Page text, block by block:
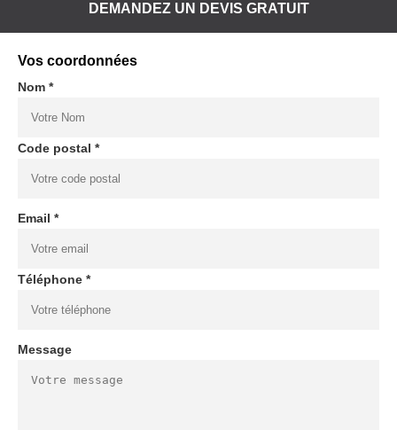
DEMANDEZ UN DEVIS GRATUIT
Vos coordonnées
Nom *
Code postal *
Email *
Téléphone *
Message